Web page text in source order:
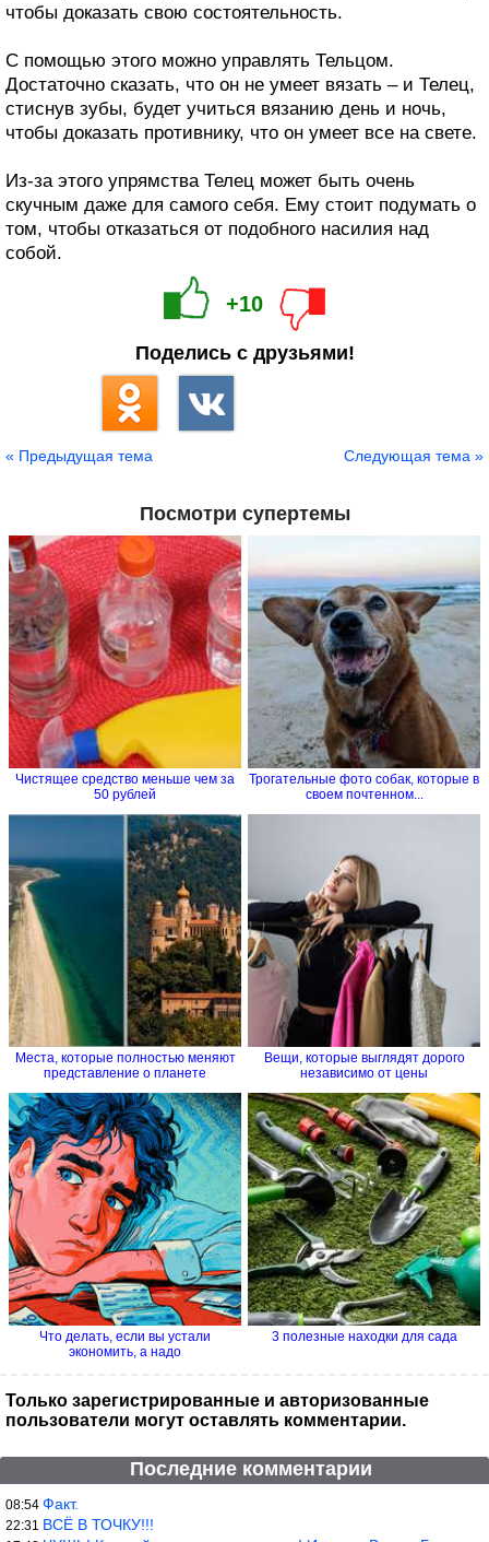
чтобы доказать свою состоятельность.
С помощью этого можно управлять Тельцом.
Достаточно сказать, что он не умеет вязать – и Телец,
стиснув зубы, будет учиться вязанию день и ночь,
чтобы доказать противнику, что он умеет все на свете.
Из-за этого упрямства Телец может быть очень
скучным даже для самого себя. Ему стоит подумать о
том, чтобы отказаться от подобного насилия над
собой.
+10
Поделись с друзьями!
« Предыдущая тема Следующая тема »
Посмотри супертемы
Чистящее средство меньше чем за
50 рублей
Трогательные фото собак, которые в
своем почтенном...
Места, которые полностью меняют
представление о планете
Вещи, которые выглядят дорого
независимо от цены
Что делать, если вы устали
экономить, а надо
3 полезные находки для сада
Только зарегистрированные и авторизованные
пользователи могут оставлять комментарии.
Последние комментарии
08:54 Факт.
22:31 ВСЁ В ТОЧКУ!!!